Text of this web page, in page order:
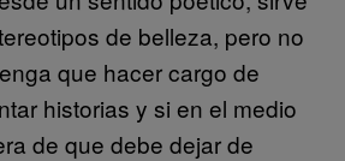
de belleza, pero no
que hacer cargo de
historias y si en el medio
de que debe dejar de